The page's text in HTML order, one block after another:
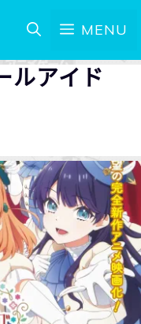
MENU
ルアイド